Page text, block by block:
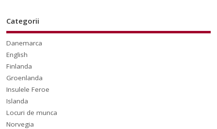
Categorii
Danemarca
English
Finlanda
Groenlanda
Insulele Feroe
Islanda
Locuri de munca
Norvegia